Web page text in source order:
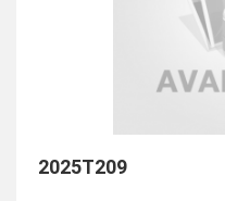
2025T209